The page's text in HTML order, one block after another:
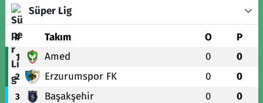
Süper Lig
# Takım O P
1 Amed 0 0
2 Erzurumspor FK 0 0
3 Başakşehir 0 0